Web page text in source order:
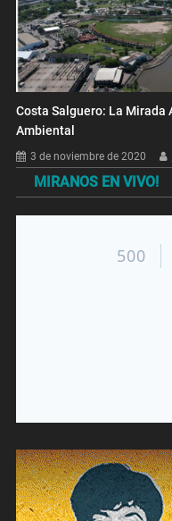
Costa Salguero: La Mirada
Ambiental
3 de noviembre de 2020
MIRANOS EN VIVO!